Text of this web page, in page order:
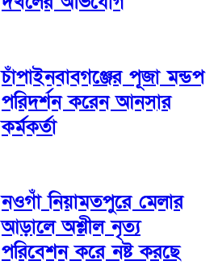
চাঁপাইনবাবগঞ্জের পূজা মন্ডপ
পরিদর্শন করেন আনসার
কর্মকর্তা
নওগাঁ নিয়ামতপুরে মেলার
আড়ালে অশ্লীল নৃত্য
পরিবেশন করে নষ্ট করছে